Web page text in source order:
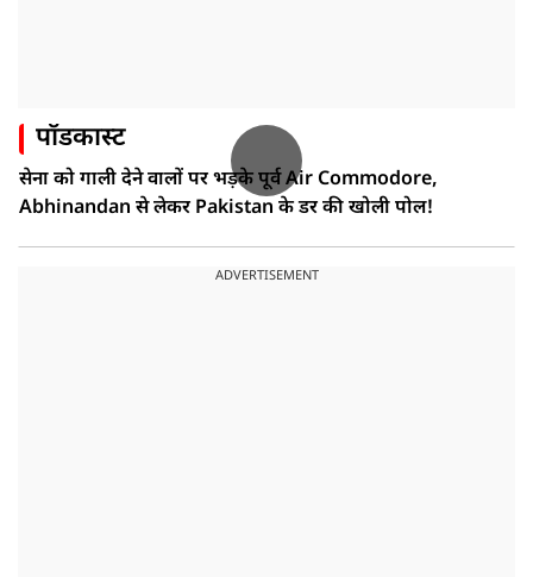
पॉडकास्ट
सेना को गाली देने वालों पर भड़के पूर्व Air Commodore,
Abhinandan से लेकर Pakistan के डर की खोली पोल!
ADVERTISEMENT